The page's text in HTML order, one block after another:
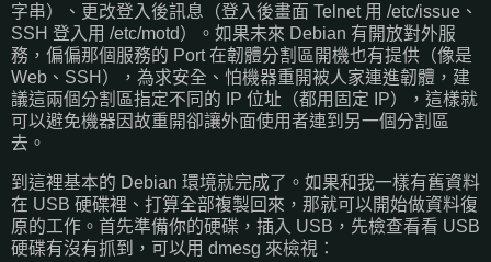
字串）、更改登入後訊息（登入後畫面 Telnet 用 /etc/issue、
SSH 登入用 /etc/motd）。如果未來 Debian 有開放對外服
務，偏偏那個服務的 Port 在韌體分割區開機也有提供（像是
Web、SSH），為求安全、怕機器重開被人家連進韌體，建
議這兩個分割區指定不同的 IP 位址（都用固定 IP），這樣就
可以避免機器因故重開卻讓外面使用者連到另一個分割區
去。
到這裡基本的 Debian 環境就完成了。如果和我一樣有舊資料
在 USB 硬碟裡、打算全部複製回來，那就可以開始做資料復
原的工作。首先準備你的硬碟，插入 USB，先檢查看看 USB
硬碟有沒有抓到，可以用 dmesg 來檢視：